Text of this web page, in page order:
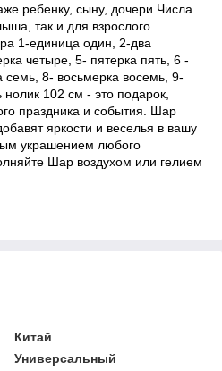
ребенку, сыну, дочери.Числа
так и для взрослого.
1-единица один, 2-два
четыре, 5- пятерка пять, 6 -
семь, 8- восьмерка восемь, 9-
нолик 102 см - это подарок,
праздника и события. Шар
яркости и веселья в вашу
украшением любого
Шар воздухом или гелием
Китай
Универсальный